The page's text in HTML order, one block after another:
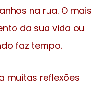
na rua. O mais
da sua vida ou
faz tempo.
muitas reflexões